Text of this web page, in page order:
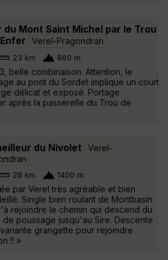
du Mont Saint Michel par le Trou
Verel-Pragondran
23 km 860 m
belle combinaison. Attention, le
au pont du Sordet implique un court
délicat et exposé. Portage
après la passerelle du Trou de
du Nivolet
Verel-
28 km 1400 m
par Verel très agréable et bien
Single bien roulant de Montbasin
rejoindre le chemin qui descend du
poussage jusqu'au Sire. Descente
grangette pour rejoindre
!! »